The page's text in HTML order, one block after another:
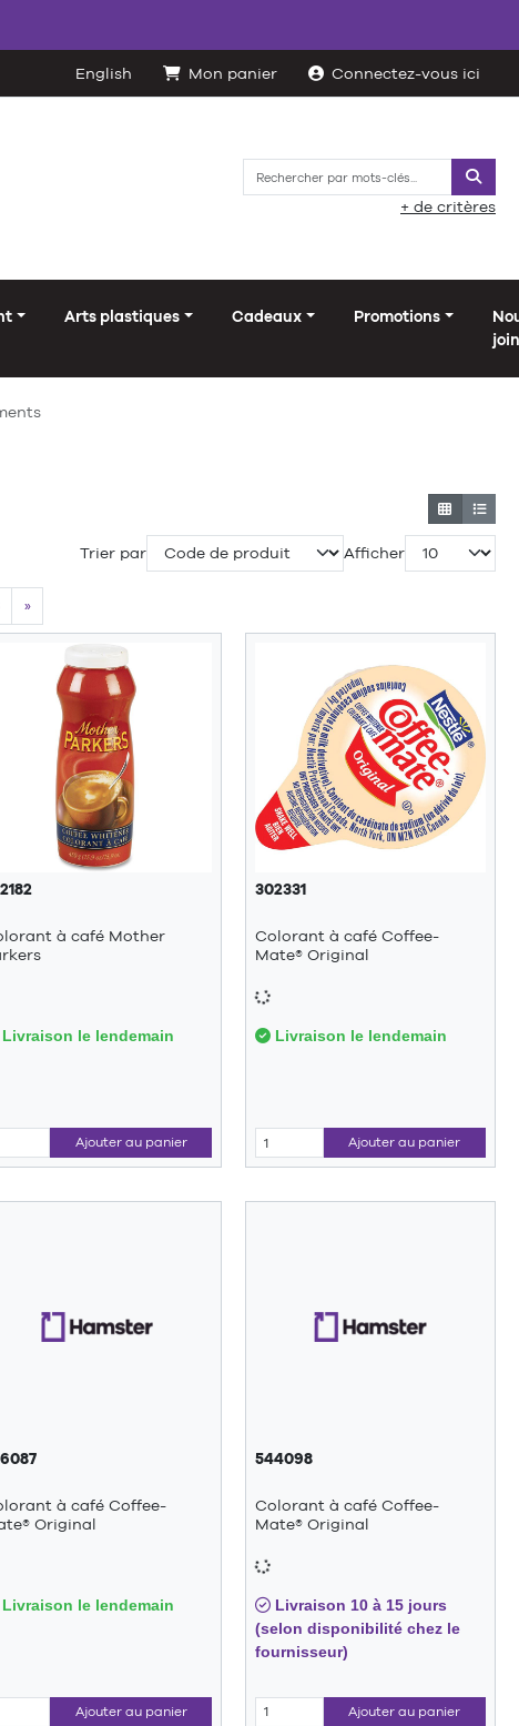
English Mon panier Connectez-vous ici
+ de critères
Arts plastiques Cadeaux Promotions
Trier par Afficher
»
à café Mother
le lendemain
Ajouter au panier
302331
Colorant à café Coffee-
Mate® Original
Livraison le lendemain
Ajouter au panier
à café Coffee-
Original
le lendemain
Ajouter au panier
544098
Colorant à café Coffee-
Mate® Original
Livraison 10 à 15 jours
(selon disponibilité chez le
fournisseur)
Ajouter au panier